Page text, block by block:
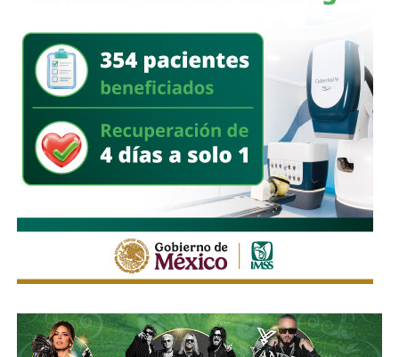
oficiales, evitar transitar por zonas inundadas o con
corrientes de agua y reportar cualquier situación de riesgo
a las autoridades.
También lee:
Gobierno de la Capital despliega operativo
tras intensa lluvia